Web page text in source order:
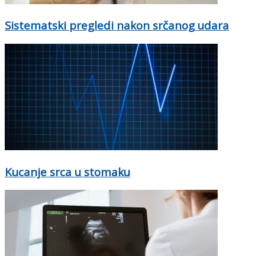
Sistematski pregledi nakon srčanog udara
Kucanje srca u stomaku